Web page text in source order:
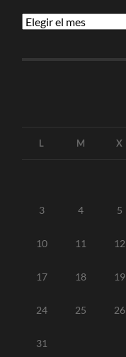
Archivos
L M X
3 4 5
10 11 12
17 18 19
24 25 26
31